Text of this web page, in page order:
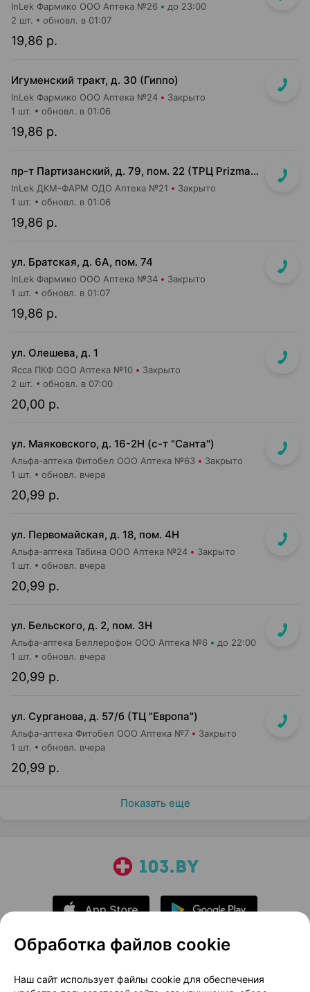
InLek Фармико ООО Аптека №26 до 23:00
19,86 р.
2 шт. обновл. в 01:07
Игуменский тракт, д. 30 (Гиппо)
InLek Фармико ООО Аптека №24 Закрыто
19,86 р.
1 шт. обновл. в 01:06
пр-т Партизанский, д. 79, пом. 22 (ТРЦ Prizma, подземный этаж вход возле м-на Мила)
InLek ДКМ-ФАРМ ОДО Аптека №21 Закрыто
19,86 р.
1 шт. обновл. в 01:06
ул. Братская, д. 6А, пом. 74
InLek Фармико ООО Аптека №34 Закрыто
19,86 р.
1 шт. обновл. в 01:07
ул. Олешева, д. 1
Ясса ПКФ ООО Аптека №10 Закрыто
20,00 р.
2 шт. обновл. в 07:00
ул. Маяковского, д. 16-2Н (с-т "Санта")
Альфа-аптека Фитобел ООО Аптека №63 Закрыто
20,99 р.
1 шт. обновл. вчера
ул. Первомайская, д. 18, пом. 4Н
Альфа-аптека Табина ООО Аптека №24 Закрыто
20,99 р.
1 шт. обновл. вчера
ул. Бельского, д. 2, пом. 3Н
Альфа-аптека Беллерофон ООО Аптека №6 до 22:00
20,99 р.
1 шт. обновл. вчера
ул. Сурганова, д. 57/б (ТЦ "Европа")
Альфа-аптека Фитобел ООО Аптека №7 Закрыто
20,99 р.
1 шт. обновл. вчера
Показать еще
О проекте
Новости проекта
Обработка файлов cookie
Наш сайт использует файлы cookie для обеспечения